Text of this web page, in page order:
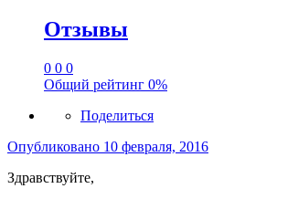
Отзывы
0 0 0
Общий рейтинг 0%
Поделиться
Опубликовано 10 февраля, 2016
Здравствуйте,